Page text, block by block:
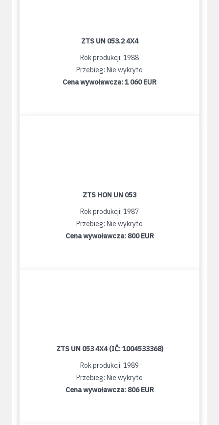
ZTS UN 053.2 4X4
Rok produkcji: 1988
Przebieg: Nie wykryto
Cena wywoławcza:1 060 EUR
ZTS HON UN 053
Rok produkcji: 1987
Przebieg: Nie wykryto
Cena wywoławcza: 800 EUR
ZTS UN 053 4X4 (IČ: 1004533368)
Rok produkcji: 1989
Przebieg: Nie wykryto
Cena wywoławcza: 806 EUR